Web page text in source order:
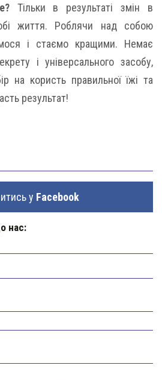
Тільки в результаті змін в
життя. Роблячи над собою
і стаємо кращими. Немає
і універсального засобу,
на користь правильної їжі та
результат!
у Facebook
нас: